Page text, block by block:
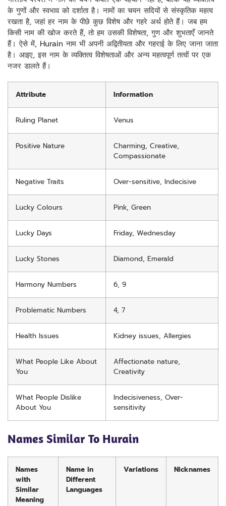
के गुणों और स्वभाव को दर्शाता है। नामों का चयन सदियों से संस्कृतिक महत्व
रखता है, जहां हर नाम के पीछे कुछ विशेष और गहरे अर्थ होते हैं। जब हम
किसी नाम की खोज करते हैं, तो हम उसकी विशेषता, गुण और शुभताएँ जानते
हैं। ऐसे में, Hurain नाम भी अपनी अद्वितीयता और गहराई के लिए जाना जाता
है। आइए, इस नाम के व्यक्तित्व विशेषताओं और अन्य महत्वपूर्ण तत्वों पर एक
नजर डालते हैं।
Attribute Information
Ruling Planet Venus
Positive Nature
Charming, Creative,
Compassionate
Negative Traits Over-sensitive, Indecisive
Lucky Colours Pink, Green
Lucky Days Friday, Wednesday
Lucky Stones Diamond, Emerald
Harmony Numbers 6, 9
Problematic Numbers 4, 7
Health Issues Kidney issues, Allergies
What People Like About
You
Affectionate nature,
Creativity
What People Dislike
About You
Indecisiveness, Over-
sensitivity
Names Similar To Hurain
Names
with
Similar
Meaning
Name in
Different
Languages
Variations Nicknames